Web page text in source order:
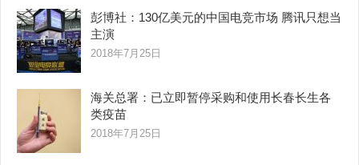
彭博社：130亿美元的中国电竞市场 腾讯只想当
主演
2018年7月25日
海关总署：已立即暂停采购和使用长春长生各
类疫苗
2018年7月25日